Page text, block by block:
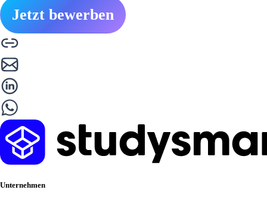
Jetzt bewerben
Unternehmen